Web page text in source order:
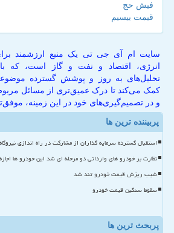
فیش حج
قیمت بیسیم
سایت ام آی جی تی یک منبع ارزشمند
انرژی، اقتصاد و نفت و گاز است، که با
تحلیل‌های به روز و پوشش گسترده
کمک می‌کند تا درک عمیق‌تری از مسائل
و در تصمیم‌گیری‌های خود در این زمینه،
پربیننده ترین ها
استقبال گسترده سرمایه گذاران از مشارکت در راه اندازی
نظارت بر خودرو های وارداتی دو مرحله ای شد این خودرو ها
شیب ریزش قیمت خودرو تند شد
سقوط سنگین قیمت خودرو
پربحث ترین ها